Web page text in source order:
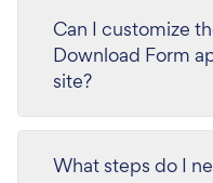
Can I customize
Download Form
site?
What steps do I